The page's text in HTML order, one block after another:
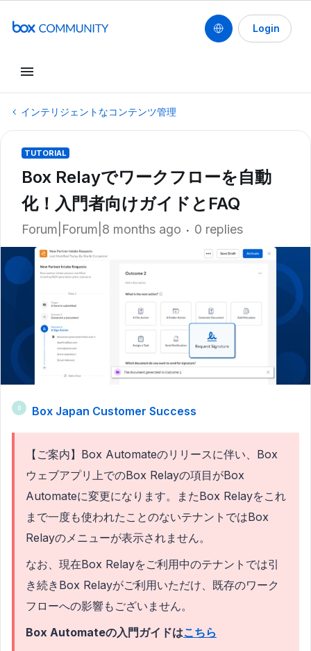
Login
インテリジェントなコンテンツ管理
TUTORIAL
Box Relayでワークフローを自動
化！入門者向けガイドとFAQ
Forum|Forum|8 months ago 0 replies
B Box Japan Customer Success
【ご案内】Box Automateのリリースに伴い、Box
ウェブアプリ上でのBox Relayの項目がBox
Automateに変更になります。またBox Relayをこれ
まで一度も使われたことのないテナントではBox
Relayのメニューが表示されません。
なお、現在Box Relayをご利用中のテナントでは引
き続きBox Relayがご利用いただけ、既存のワーク
フローへの影響もございません。
Box Automateの入門ガイドはこちら